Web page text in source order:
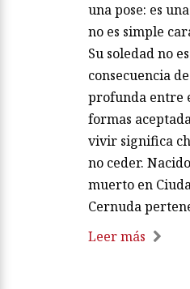
una pose: es
no es simple
Su soledad no
consecuencia
profunda entre
formas
vivir significa
no ceder.
muerto en
Cernuda
Leer más